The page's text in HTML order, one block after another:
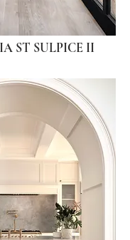
ST SULPICE II